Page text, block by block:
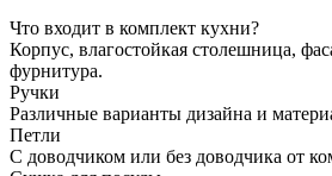
Что входит в комплект кухни?
Корпус, влагостойкая столешница,
фурнитура.
Ручки
Различные варианты дизайна и
Петли
С доводчиком или без доводчика от